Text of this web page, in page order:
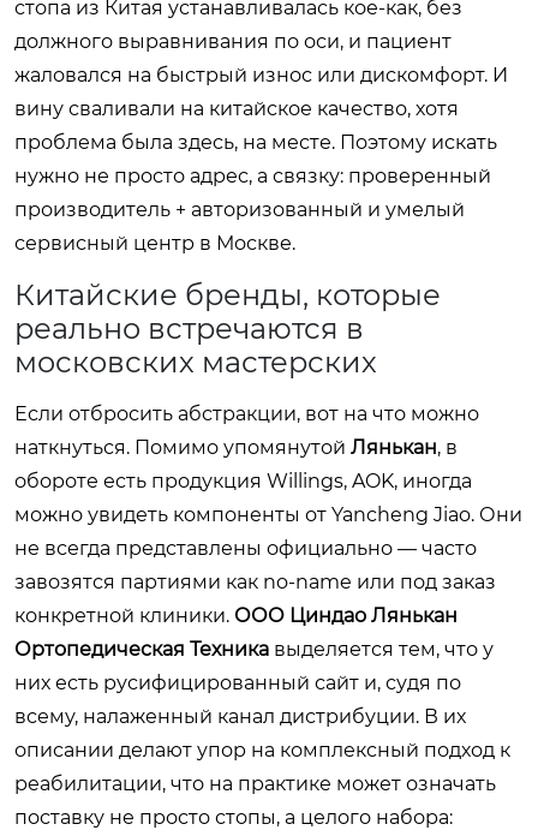
стопа из Китая устанавливалась кое-как, без
должного выравнивания по оси, и пациент
жаловался на быстрый износ или дискомфорт. И
вину сваливали на китайское качество, хотя
проблема была здесь, на месте. Поэтому искать
нужно не просто адрес, а связку: проверенный
производитель + авторизованный и умелый
сервисный центр в Москве.
Китайские бренды, которые
реально встречаются в
московских мастерских
Если отбросить абстракции, вот на что можно
наткнуться. Помимо упомянутой Лянькан, в
обороте есть продукция Willings, AOK, иногда
можно увидеть компоненты от Yancheng Jiao. Они
не всегда представлены официально — часто
завозятся партиями как no-name или под заказ
конкретной клиники. ООО Циндао Лянькан
Ортопедическая Техника выделяется тем, что у
них есть русифицированный сайт и, судя по
всему, налаженный канал дистрибуции. В их
описании делают упор на комплексный подход к
реабилитации, что на практике может означать
поставку не просто стопы, а целого набора: